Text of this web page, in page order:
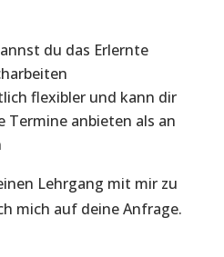
du das Erlernte
flexibler und kann dir
Termine anbieten als an
Lehrgang mit mir zu
mich auf deine Anfrage.